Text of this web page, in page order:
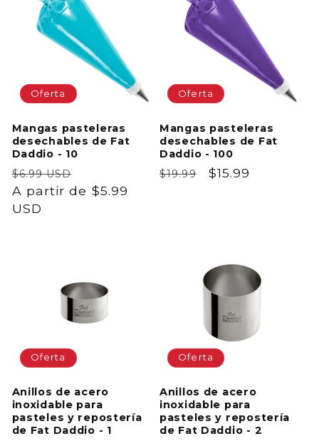
Oferta
Mangas pasteleras
desechables de Fat
Daddio - 10
Precio
habitual
$6.99 USD
de
A partir de $5.99
USD
Oferta
Mangas pasteleras
desechables de Fat
Daddio - 100
Precio
$19.99
Precio
$15.99
Oferta
Anillos de acero
inoxidable para
pasteles y repostería
de Fat Daddio - 1
Oferta
Anillos de acero
inoxidable para
pasteles y repostería
de Fat Daddio - 2